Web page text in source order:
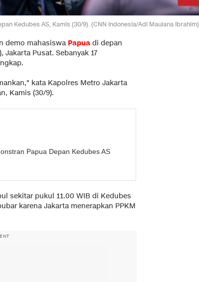
Kedubes AS, Kamis (30/9). (CNN Indonesia/Adi Maulana Ibrahim)
demo mahasiswa Papua di depan
Jakarta Pusat. Sebanyak 17
kata Kapolres Metro Jakarta
Kamis (30/9).
Papua Depan Kedubes AS
sekitar pukul 11.00 WIB di Kedubes
karena Jakarta menerapkan PPKM